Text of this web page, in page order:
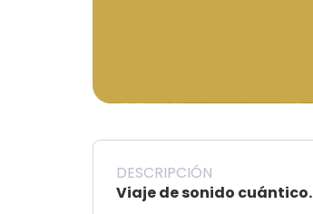
DESCRIPCIÓN
Viaje de sonido cuántico.